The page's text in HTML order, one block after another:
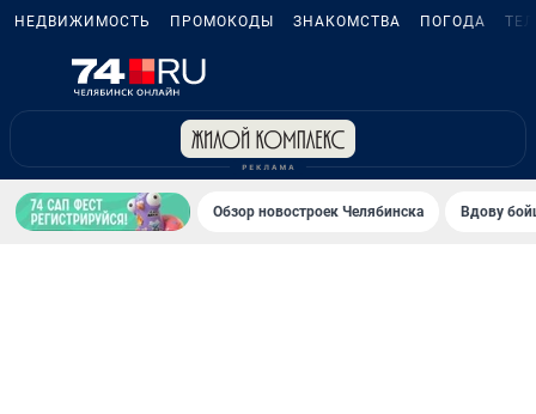
НЕДВИЖИМОСТЬ ПРОМОКОДЫ ЗНАКОМСТВА ПОГОДА
Обзор новостроек Челябинска Вдову